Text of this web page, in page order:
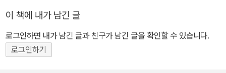
메리카 대륙을 정복한 초기 역사에서부터 2001년 9.11 테러가 일어
나기까지, 조용하고 은밀하게 진행되어 온 미국의 침략 역사를 낱낱
이 파헤쳐 보여 준다. <만화로 보는 기후변화의 거의 모든 것>은 지
구온난화, 이상기후, 생태계 변화 등 인간생존과 지구환경을 위협하
이 책에 내가 남긴 글
로그인하면 내가 남긴 글과 친구가 남긴 글을 확인할 수 있습니다.
로그인하기